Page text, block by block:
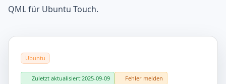
Roadmap
Kontakt
Impressum
QML für Ubuntu Touch.
Ubuntu
Zuletzt aktualisiert:2025-09-09 Fehler melden